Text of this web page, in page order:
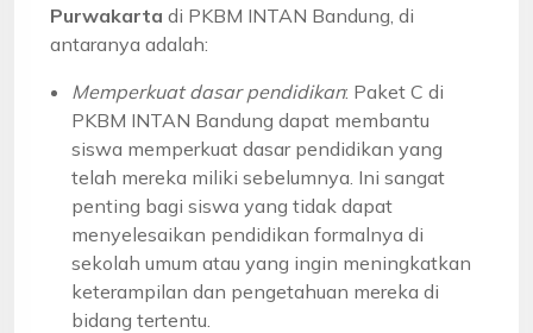
Purwakarta di PKBM INTAN Bandung, di
antaranya adalah:
Memperkuat dasar pendidikan: Paket C di
PKBM INTAN Bandung dapat membantu
siswa memperkuat dasar pendidikan yang
telah mereka miliki sebelumnya. Ini sangat
penting bagi siswa yang tidak dapat
menyelesaikan pendidikan formalnya di
sekolah umum atau yang ingin meningkatkan
keterampilan dan pengetahuan mereka di
bidang tertentu.